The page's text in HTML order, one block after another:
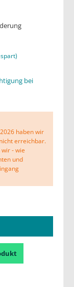
bei
haben wir
erreichbar.
- wie
und